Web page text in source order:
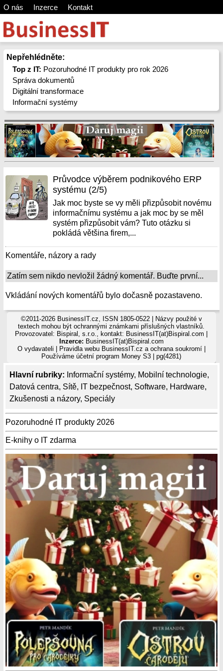
O nás Inzerce Kontakt
Nepřehlédněte:
Top z IT: Pozoruhodné IT produkty pro rok 2026
Správa dokumentů
Digitální transformace
Informační systémy
Hlavní rubriky: Informační systémy, Mobilní technologie,
Datová centra, Sítě, IT bezpečnost, Software, Hardware,
Zkušenosti a názory, Speciály
Pozoruhodné IT produkty 2026
E-knihy o IT zdarma
Průvodce výběrem podnikového ERP
systému (2/5)
Jak moc byste se vy měli přizpůsobit novému
informačnímu systému a jak moc by se měl
systém přizpůsobit vám? Tuto otázku si
pokládá většina firem,...
Komentáře, názory a rady
Zatím sem nikdo nevložil žádný komentář. Buďte první...
Vkládání nových komentářů bylo dočasně pozastaveno.
©2011-2026 BusinessIT.cz, ISSN 1805-0522 | Názvy použité v
textech mohou být ochrannými známkami příslušných vlastníků.
Provozovatel: Bispiral, s.r.o., kontakt: BusinessIT(at)Bispiral.com |
Inzerce: BusinessIT(at)Bispiral.com
O vydavateli
Pravidla webu BusinessIT.cz a ochrana soukromí|
Používámeúčetní program Money S3 | pg(4281)